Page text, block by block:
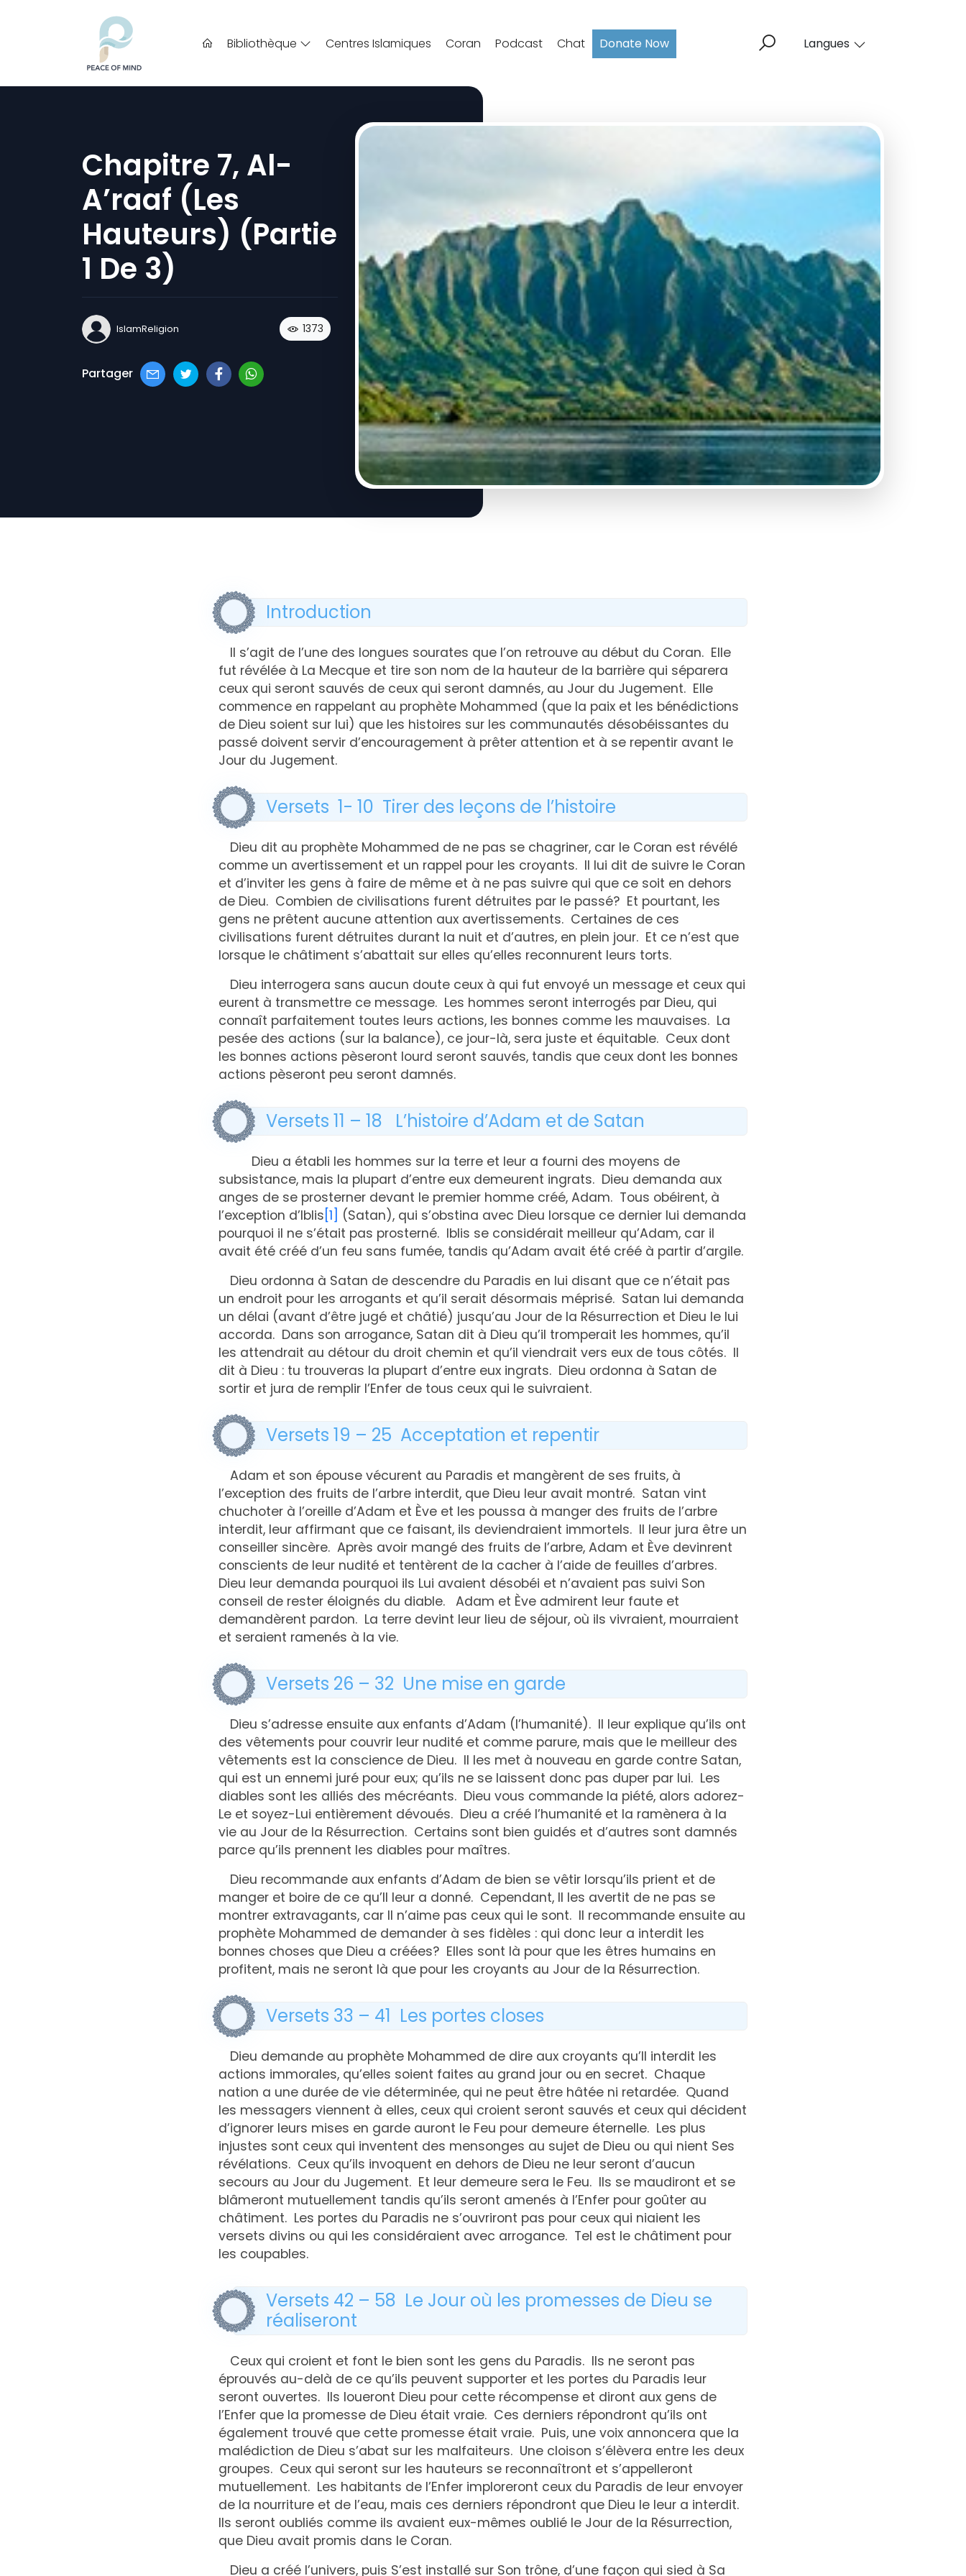
Bibliothèque Centres Islamiques Coran Podcast Chat Donate Now Langues
Chapitre 7, Al-
A’raaf (Les
Hauteurs) (partie
1 De 3)
IslamReligion 1373
Partager
Introduction
Il s’agit de l’une des longues sourates que l’on retrouve au début du Coran. Elle
fut révélée à La Mecque et tire son nom de la hauteur de la barrière qui séparera
ceux qui seront sauvés de ceux qui seront damnés, au Jour du Jugement. Elle
commence en rappelant au prophète Mohammed (que la paix et les bénédictions
de Dieu soient sur lui) que les histoires sur les communautés désobéissantes du
passé doivent servir d’encouragement à prêter attention et à se repentir avant le
Jour du Jugement.
Versets 1- 10 Tirer des leçons de l’histoire
Dieu dit au prophète Mohammed de ne pas se chagriner, car le Coran est révélé
comme un avertissement et un rappel pour les croyants. Il lui dit de suivre le Coran
et d’inviter les gens à faire de même et à ne pas suivre qui que ce soit en dehors
de Dieu. Combien de civilisations furent détruites par le passé? Et pourtant, les
gens ne prêtent aucune attention aux avertissements. Certaines de ces
civilisations furent détruites durant la nuit et d’autres, en plein jour. Et ce n’est que
lorsque le châtiment s’abattait sur elles qu’elles reconnurent leurs torts.
Dieu interrogera sans aucun doute ceux à qui fut envoyé un message et ceux qui
eurent à transmettre ce message. Les hommes seront interrogés par Dieu, qui
connaît parfaitement toutes leurs actions, les bonnes comme les mauvaises. La
pesée des actions (sur la balance), ce jour-là, sera juste et équitable. Ceux dont
les bonnes actions pèseront lourd seront sauvés, tandis que ceux dont les bonnes
actions pèseront peu seront damnés.
Versets 11 – 18 L’histoire d’Adam et de Satan
Dieu a établi les hommes sur la terre et leur a fourni des moyens de
subsistance, mais la plupart d’entre eux demeurent ingrats. Dieu demanda aux
anges de se prosterner devant le premier homme créé, Adam. Tous obéirent, à
l’exception d’Iblis [1]
(Satan), qui s’obstina avec Dieu lorsque ce dernier lui demanda
pourquoi il ne s’était pas prosterné. Iblis se considérait meilleur qu’Adam, car il
avait été créé d’un feu sans fumée, tandis qu’Adam avait été créé à partir d’argile.
Dieu ordonna à Satan de descendre du Paradis en lui disant que ce n’était pas
un endroit pour les arrogants et qu’il serait désormais méprisé. Satan lui demanda
un délai (avant d’être jugé et châtié) jusqu’au Jour de la Résurrection et Dieu le lui
accorda. Dans son arrogance, Satan dit à Dieu qu’il tromperait les hommes, qu’il
les attendrait au détour du droit chemin et qu’il viendrait vers eux de tous côtés. Il
dit à Dieu : tu trouveras la plupart d’entre eux ingrats. Dieu ordonna à Satan de
sortir et jura de remplir l’Enfer de tous ceux qui le suivraient.
Versets 19 – 25 Acceptation et repentir
Adam et son épouse vécurent au Paradis et mangèrent de ses fruits, à
l’exception des fruits de l’arbre interdit, que Dieu leur avait montré. Satan vint
chuchoter à l’oreille d’Adam et Ève et les poussa à manger des fruits de l’arbre
interdit, leur affirmant que ce faisant, ils deviendraient immortels. Il leur jura être un
conseiller sincère. Après avoir mangé des fruits de l’arbre, Adam et Ève devinrent
conscients de leur nudité et tentèrent de la cacher à l’aide de feuilles d’arbres.
Dieu leur demanda pourquoi ils Lui avaient désobéi et n’avaient pas suivi Son
conseil de rester éloignés du diable. Adam et Ève admirent leur faute et
demandèrent pardon. La terre devint leur lieu de séjour, où ils vivraient, mourraient
et seraient ramenés à la vie.
Versets 26 – 32 Une mise en garde
Dieu s’adresse ensuite aux enfants d’Adam (l’humanité). Il leur explique qu’ils ont
des vêtements pour couvrir leur nudité et comme parure, mais que le meilleur des
vêtements est la conscience de Dieu. Il les met à nouveau en garde contre Satan,
qui est un ennemi juré pour eux; qu’ils ne se laissent donc pas duper par lui. Les
diables sont les alliés des mécréants. Dieu vous commande la piété, alors adorez-
Le et soyez-Lui entièrement dévoués. Dieu a créé l’humanité et la ramènera à la
vie au Jour de la Résurrection. Certains sont bien guidés et d’autres sont damnés
parce qu’ils prennent les diables pour maîtres.
Dieu recommande aux enfants d’Adam de bien se vêtir lorsqu’ils prient et de
manger et boire de ce qu’Il leur a donné. Cependant, Il les avertit de ne pas se
montrer extravagants, car Il n’aime pas ceux qui le sont. Il recommande ensuite au
prophète Mohammed de demander à ses fidèles : qui donc leur a interdit les
bonnes choses que Dieu a créées? Elles sont là pour que les êtres humains en
profitent, mais ne seront là que pour les croyants au Jour de la Résurrection.
Versets 33 – 41 Les portes closes
Dieu demande au prophète Mohammed de dire aux croyants qu’Il interdit les
actions immorales, qu’elles soient faites au grand jour ou en secret. Chaque
nation a une durée de vie déterminée, qui ne peut être hâtée ni retardée. Quand
les messagers viennent à elles, ceux qui croient seront sauvés et ceux qui décident
d’ignorer leurs mises en garde auront le Feu pour demeure éternelle. Les plus
injustes sont ceux qui inventent des mensonges au sujet de Dieu ou qui nient Ses
révélations. Ceux qu’ils invoquent en dehors de Dieu ne leur seront d’aucun
secours au Jour du Jugement. Et leur demeure sera le Feu. Ils se maudiront et se
blâmeront mutuellement tandis qu’ils seront amenés à l’Enfer pour goûter au
châtiment. Les portes du Paradis ne s’ouvriront pas pour ceux qui niaient les
versets divins ou qui les considéraient avec arrogance. Tel est le châtiment pour
les coupables.
Versets 42 – 58 Le Jour où les promesses de Dieu se
réaliseront
Ceux qui croient et font le bien sont les gens du Paradis. Ils ne seront pas
éprouvés au-delà de ce qu’ils peuvent supporter et les portes du Paradis leur
seront ouvertes. Ils loueront Dieu pour cette récompense et diront aux gens de
l’Enfer que la promesse de Dieu était vraie. Ces derniers répondront qu’ils ont
également trouvé que cette promesse était vraie. Puis, une voix annoncera que la
malédiction de Dieu s’abat sur les malfaiteurs. Une cloison s’élèvera entre les deux
groupes. Ceux qui seront sur les hauteurs se reconnaîtront et s’appelleront
mutuellement. Les habitants de l’Enfer imploreront ceux du Paradis de leur envoyer
de la nourriture et de l’eau, mais ces derniers répondront que Dieu le leur a interdit.
Ils seront oubliés comme ils avaient eux-mêmes oublié le Jour de la Résurrection,
que Dieu avait promis dans le Coran.
Dieu a créé l’univers, puis S’est installé sur Son trône, d’une façon qui sied à Sa